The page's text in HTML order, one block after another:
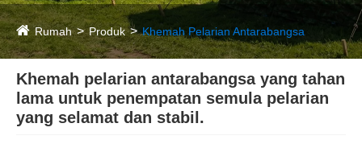
Rumah Produk Khemah Pelarian Antarabangsa
Khemah pelarian antarabangsa yang tahan
lama untuk penempatan semula pelarian
yang selamat dan stabil.